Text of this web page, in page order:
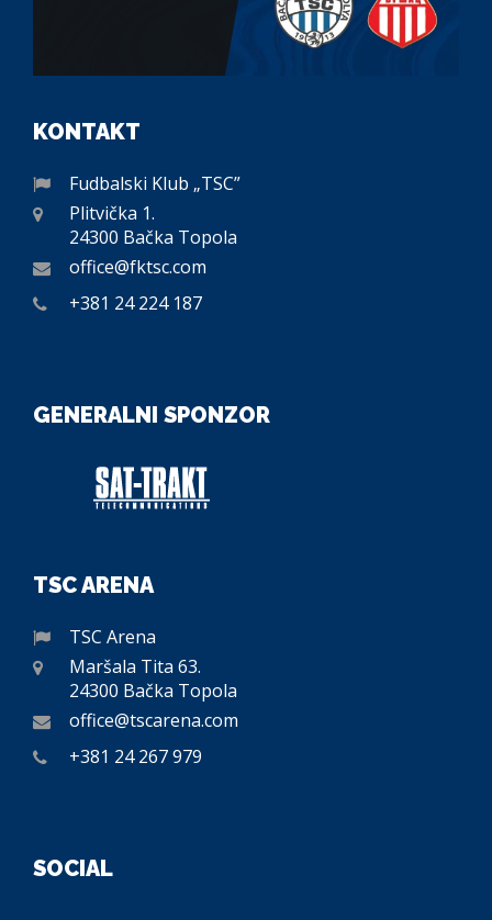
KONTAKT
Fudbalski Klub „TSC”
Plitvička 1.
24300 Bačka Topola
office@fktsc.com
+381 24 224 187
GENERALNI SPONZOR
TSC ARENA
TSC Arena
Maršala Tita 63.
24300 Bačka Topola
office@tscarena.com
+381 24 267 979
SOCIAL